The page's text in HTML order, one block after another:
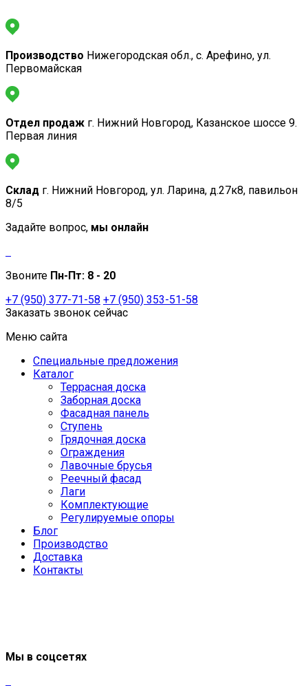
Производство Нижегородская обл., с. Арефино, ул.
Первомайская
Отдел продаж г. Нижний Новгород, Казанское шоссе 9.
Первая линия
Склад г. Нижний Новгород, ул. Ларина, д.27к8, павильон
8/5
Задайте вопрос, мы онлайн
Звоните Пн-Пт: 8 - 20
+7 (950) 377-71-58 +7 (950) 353-51-58
Заказать звонок сейчас
Меню сайта
Специальные предложения
Каталог
Террасная доска
Заборная доска
Фасадная панель
Ступень
Грядочная доска
Ограждения
Лавочные брусья
Реечный фасад
Лаги
Комплектующие
Регулируемые опоры
Блог
Производство
Доставка
Контакты
Мы в соцсетях